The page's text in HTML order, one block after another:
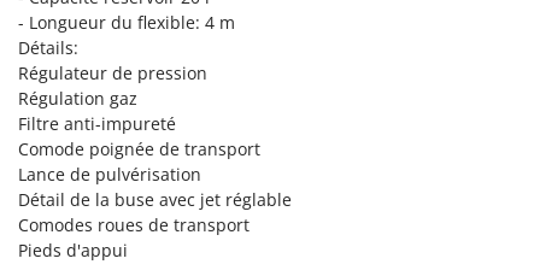
Robots nettoyeurs de piscine
Robots Tondeuses
Rogneuses de souches
Rouleaux pour tracteur
S
Scies à os
Scies à Ruban
HiKOKI
Honda
I
Idromatic
Il-Tec
Imperia
Infaco
Intec
- Longueur du flexible: 4 m
Détails:
Régulateur de pression
Régulation gaz
Filtre anti-impureté
Comode poignée de transport
Lance de pulvérisation
Détail de la buse avec jet réglable
Comodes roues de transport
Pieds d'appui